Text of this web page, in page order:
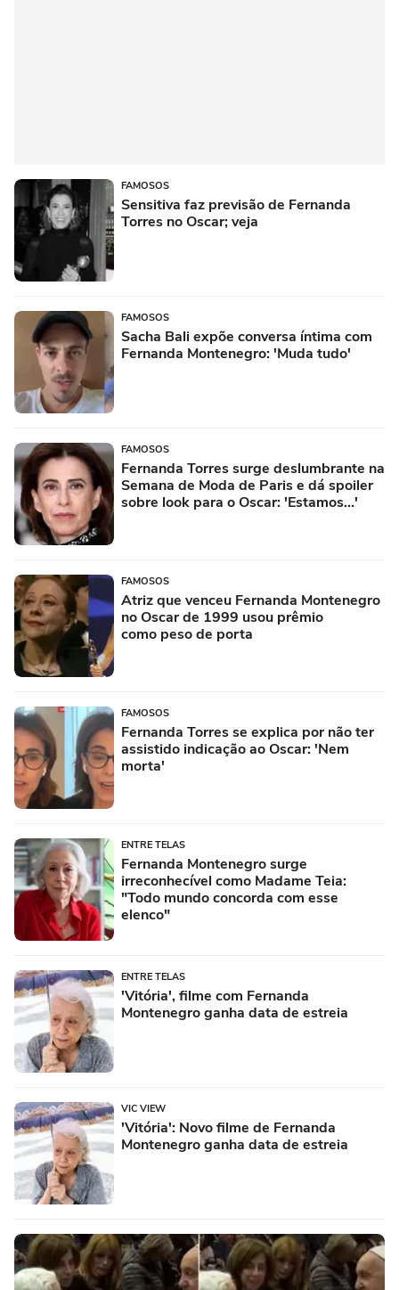
FAMOSOS
Sensitiva faz previsão de Fernanda
Torres no Oscar; veja
FAMOSOS
Sacha Bali expõe conversa íntima com
Fernanda Montenegro: 'Muda tudo'
FAMOSOS
Fernanda Torres surge deslumbrante na
Semana de Moda de Paris e dá spoiler
sobre look para o Oscar: 'Estamos...'
FAMOSOS
Atriz que venceu Fernanda Montenegro
no Oscar de 1999 usou prêmio
como peso de porta
FAMOSOS
Fernanda Torres se explica por não ter
assistido indicação ao Oscar: 'Nem
morta'
ENTRE TELAS
Fernanda Montenegro surge
irreconhecível como Madame Teia:
"Todo mundo concorda com esse
elenco"
ENTRE TELAS
'Vitória', filme com Fernanda
Montenegro ganha data de estreia
VIC VIEW
'Vitória': Novo filme de Fernanda
Montenegro ganha data de estreia